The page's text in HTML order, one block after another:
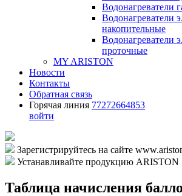
Водонагреватели
Водонагреватели
накопительные
Водонагреватели
проточные
MY ARISTON
Новости
Контакты
Обратная связь
Горячая линия 77272664853
войти
Зарегистрируйтесь на сайте
Устанавливайте продукцию ARISTON
Таблица начисления